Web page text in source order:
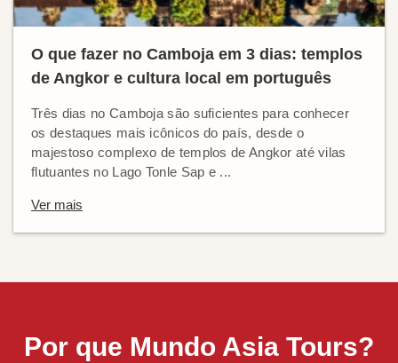
O que fazer no Camboja em 3 dias: templos
de Angkor e cultura local em português
Três dias no Camboja são suficientes para conhecer
os destaques mais icônicos do país, desde o
majestoso complexo de templos de Angkor até vilas
flutuantes no Lago Tonle Sap e ...
Ver mais
Por que Mundo Asia Tours?